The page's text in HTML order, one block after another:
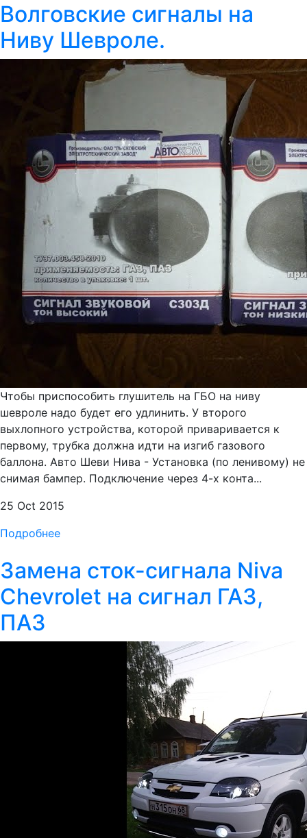
Волговские сигналы на
Ниву Шевроле.
Чтобы приспособить глушитель на ГБО на ниву
шевроле надо будет его удлинить. У второго
выхлопного устройства, которой приваривается к
первому, трубка должна идти на изгиб газового
баллона. Авто Шеви Нива - Установка (по ленивому) не
снимая бампер. Подключение через 4-х конта...
25 Oct 2015
Подробнее
Замена сток-сигнала Niva
Chevrolet на сигнал ГАЗ,
ПАЗ